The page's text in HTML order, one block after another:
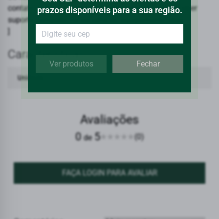
prazos disponíveis para a sua região.
Ver produtos Fechar
contato com o atendimento especializado para receber
suporte completo na escolha do equipamento ideal.
Características
Unidade
Avaliações
0de5 (0)
FAÇA LOGIN PARA AVALIAR